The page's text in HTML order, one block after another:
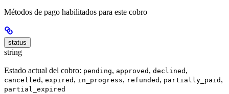
Métodos de pago habilitados para este cobro
status
string
Estado actual del cobro: pending, approved , declined ,
cancelled , expired , in_progress, refunded , partially_paid ,
partial_expired